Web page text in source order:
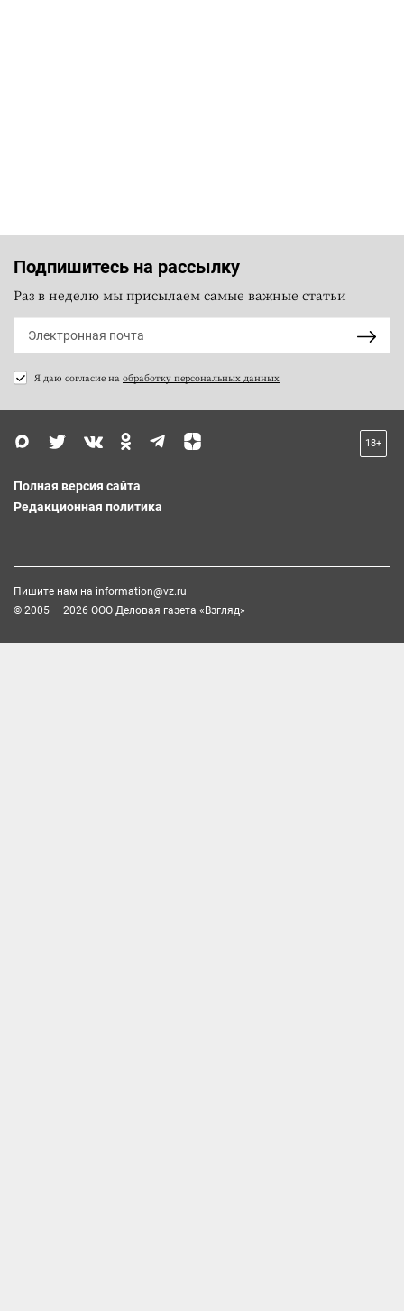
Подпишитесь на рассылку
Раз в неделю мы присылаем самые важные статьи
Я даю согласие на обработку персональных данных
18+
Полная версия сайта
Редакционная политика
Пишите нам на information@vz.ru
© 2005 — 2026 ООО Деловая газета «Взгляд»